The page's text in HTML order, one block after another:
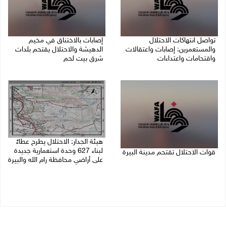
تواصل انتهاكات الاحتلال
والمستعمرين: إصابات واعتقالات
واقتحامات واعتداءات
إصابات بالاختناق في مخيم
الدهيشة والاحتلال يقتحم بلدات
شرق بيت لحم
قوات الاحتلال تقتحم مدينة البيرة
هيئة الجدار: الاحتلال يطرح عطاءً
لبناء 627 وحدة استعمارية جديدة
على أراضي محافظة رام الله والبيرة